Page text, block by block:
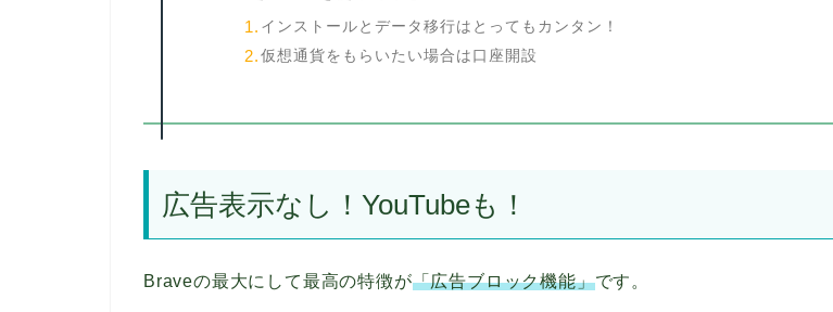
インストールとデータ移行はとってもカンタン！
仮想通貨をもらいたい場合は口座開設
広告表示なし！YouTubeも！
Braveの最大にして最高の特徴が「広告ブロック機能」です。